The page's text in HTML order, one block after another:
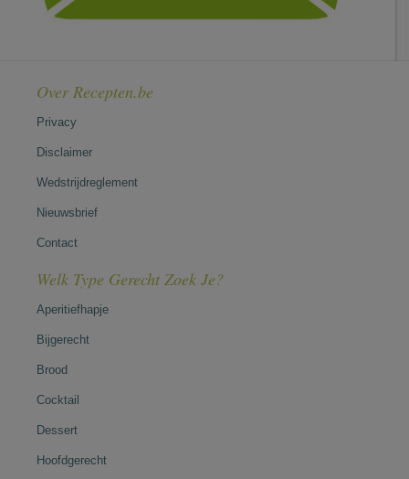
Over Recepten.be
Privacy
Disclaimer
Wedstrijdreglement
Nieuwsbrief
Contact
Welk Type Gerecht Zoek Je?
Aperitiefhapje
Bijgerecht
Brood
Cocktail
Dessert
Hoofdgerecht